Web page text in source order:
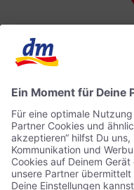
Kontakt dm ONLINE
© 2026 dm drogerie markt GmbH